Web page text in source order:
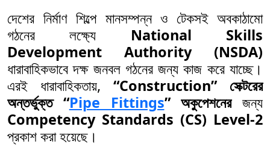
দেশের নির্মাণ শিল্পে মানসম্পন্ন ও টেকসই অবকাঠামো
গঠনের লক্ষ্যে National Skills
Development Authority (NSDA)
ধারাবাহিকভাবে দক্ষ জনবল গঠনের জন্য কাজ করে যাচ্ছে।
এরই ধারাবাহিকতায়, “Construction” সেক্টরের
অন্তর্ভুক্ত “Pipe Fittings” অকুপেশনেরজন্য
Competency Standards (CS) Level-2
প্রকাশ করা হয়েছে।